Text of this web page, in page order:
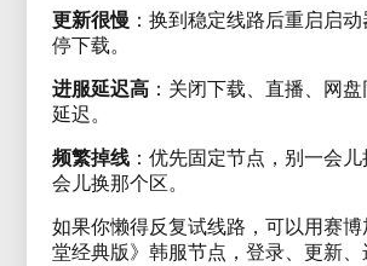
更新很慢 ：换到稳定线路后重启启
停下载。
进服延迟高：关闭下载、直播、网
延迟。
频繁掉线：优先固定节点，别一会儿
会儿换那个区。
如果你懒得反复试线路，可以用赛
堂经典版》韩服节点，登录、更新